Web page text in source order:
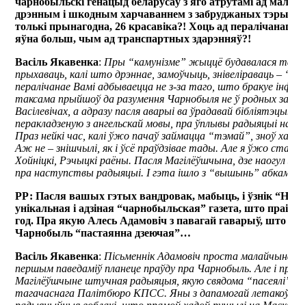
дрэнным і шкодным харчаваннем з забруджаных
толькі прынагодна, 26 красавіка?! Хоць ад
яўна больш, чым ад транспартных здарэнняў?!
Васіль Якавенка: Пры “камунізме” жыццё будавалася
прыхаваць, калі што дрэннае, замоўчыць, знівеліраваць
пералічанае Вамі адбываецца не з-за таго, што бракуе
таксама прыйшоў да разумення Чарнобыля не ў родных
Васілевічах, а адразу пасля аварыі ва ўрадавай
перакладзеную з ангельскай мовы, пра ўплывы радыяцыі
Праз нейкі час, калі ўжо пачаў займацца “тэмай”, зноў
Аж не – знішчылі, як і ўсё праўдзівае тады. Але я ўжо
Хойніцкі, Рэчыцкі раёны. Пасля Магілёўшчына, дзе
пра наступствы радыяцыі. І гэта ішло з “вышынь”
РР: Пасля вашых гэтых вандровак, мабыць, і ўзнік
унікальная і адзіная “чарнобыльская” газета, што
год. Пра якую Алесь Адамовіч з павагай гаварыў,
Чарнобыль “пастаянна дзеючая”…
Васіль Якавенка: Пісьменнік Адамовіч проста
першым паведаміў планеце праўду пра Чарнобыль. Але і
Магілёўшчыне штучная радыяцыя, якую свядома
тагачаснага Палітбюро КПСС. Яны з дапамогай летакоў